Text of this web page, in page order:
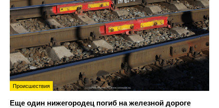
Происшествия
Еще один нижегородец погиб на железной дороге